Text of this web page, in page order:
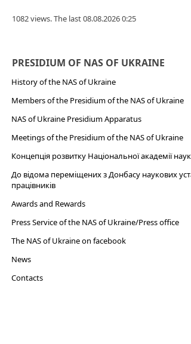
1082 views. The last 08.08.2026 0:25
PRESIDIUM OF NAS OF UKRAINE
History of the NAS of Ukraine
Members of the Presidium of the NAS of Ukraine
NAS of Ukraine Presidium Apparatus​
Meetings of the Presidium of the NAS of Ukraine
Концепція розвитку Національної академії
До відома переміщених з Донбасу наукових
працівників
Awards and Rewards
Press Service of the NAS of Ukraine/Press office
The NAS of Ukraine on facebook
News
Сontacts